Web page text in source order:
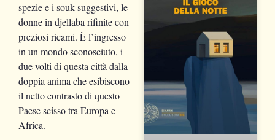
spezie e i souk suggestivi, le
donne in djellaba rifinite con
preziosi ricami. È l’ingresso
in un mondo sconosciuto, i
due volti di questa città dalla
doppia anima che esibiscono
il netto contrasto di questo
Paese scisso tra Europa e
Africa.